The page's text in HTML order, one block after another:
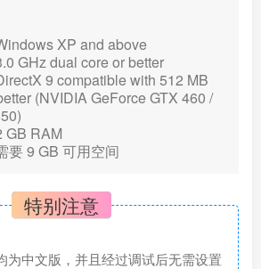
XP and above
dual core or better
9 compatible with 512 MB
(NVIDIA GeForce GTX 460 /
RAM
9 GB 可用空间
特别注意
为中文版，并且经过调试后无需设置